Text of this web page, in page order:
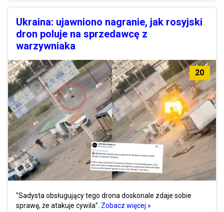
Ukraina: ujawniono nagranie, jak rosyjski
dron poluje na sprzedawcę z
warzywniaka
20
"Sadysta obsługujący tego drona doskonale zdaje sobie
sprawę, że atakuje cywila". Zobacz więcej »